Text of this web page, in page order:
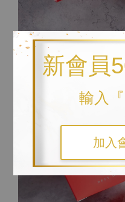
新會員
輸入『
加入